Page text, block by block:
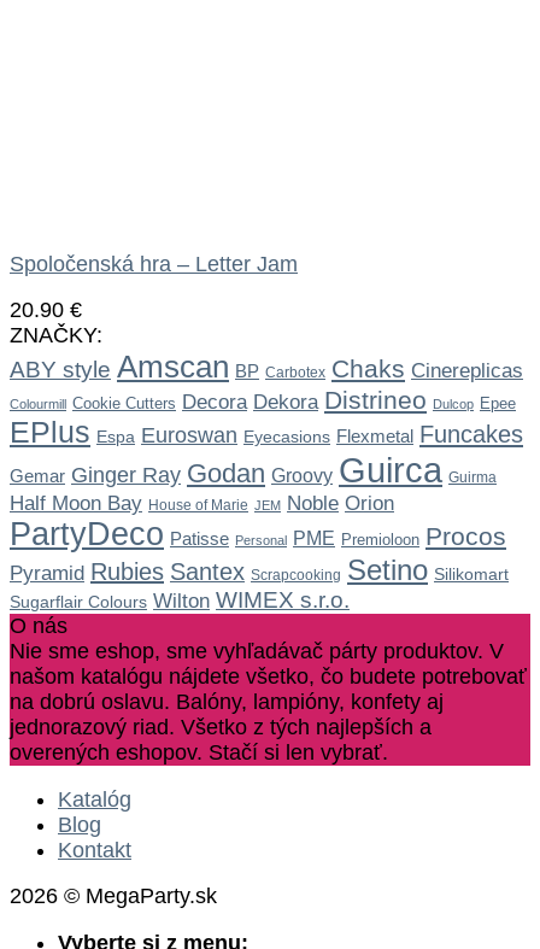
Spoločenská hra – Letter Jam
20.90 €
ZNAČKY:
ABY style Amscan BP Carbotex Chaks Cinereplicas
Colourmill Cookie Cutters Decora Dekora Distrineo Dulcop Epee
EPlus Espa Euroswan Eyecasions Flexmetal Funcakes
Gemar Ginger Ray Godan Groovy Guirca Guirma
Half Moon Bay House of Marie JEM Noble Orion
PartyDeco Patisse Personal PME Premioloon Procos
Pyramid Rubies Santex Scrapcooking Setino Silikomart
Sugarflair Colours Wilton WIMEX s.r.o.
O nás
Nie sme eshop, sme vyhľadávač párty produktov. V
našom katalógu nájdete všetko, čo budete potrebovať
na dobrú oslavu. Balóny, lampióny, konfety aj
jednorazový riad. Všetko z tých najlepších a
overených eshopov. Stačí si len vybrať.
Katalóg
Blog
Kontakt
2026 © MegaParty.sk
Vyberte si z menu: